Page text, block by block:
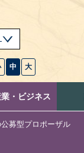
中 大
・ビジネス
募型プロポーザル